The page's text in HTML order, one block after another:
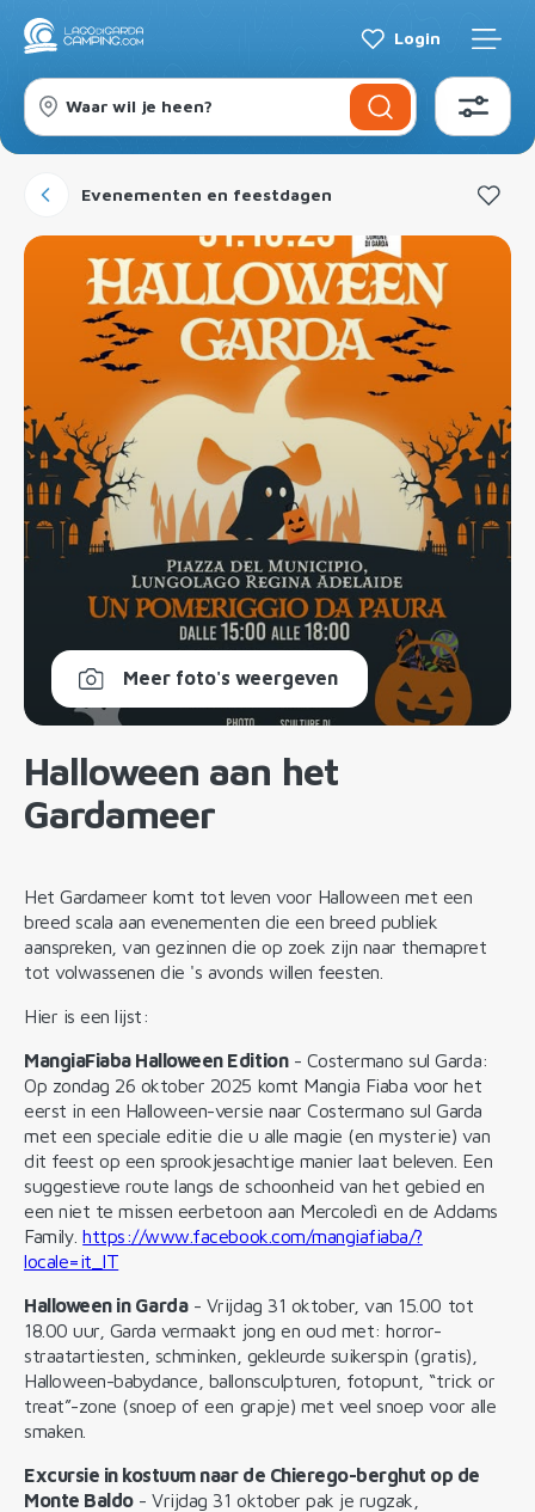
Login
Waar wil je heen?
Evenementen en feestdagen
Meer foto's weergeven
Halloween aan het
Gardameer
Het Gardameer komt tot leven voor Halloween met een
breed scala aan evenementen die een breed publiek
aanspreken, van gezinnen die op zoek zijn naar themapret
tot volwassenen die 's avonds willen feesten.
Hier is een lijst:
MangiaFiaba Halloween Edition- Costermano sul Garda:
Op zondag 26 oktober 2025 komt Mangia Fiaba voor het
eerst in een Halloween-versie naar Costermano sul Garda
met een speciale editie die u alle magie (en mysterie) van
dit feest op een sprookjesachtige manier laat beleven. Een
suggestieve route langs de schoonheid van het gebied en
een niet te missen eerbetoon aan Mercoledì en de Addams
Family.https://www.facebook.com/mangiafiaba/?
locale=it_IT
Halloween in Garda- Vrijdag 31 oktober, van 15.00 tot
18.00 uur, Garda vermaakt jong en oud met: horror-
straatartiesten, schminken, gekleurde suikerspin (gratis),
Halloween-babydance, ballonsculpturen, fotopunt, “trick or
treat”-zone (snoep of een grapje) met veel snoep voor alle
smaken.
Excursie in kostuum naar de Chierego-berghut op de
Monte Baldo- Vrijdag 31 oktober pak je rugzak,